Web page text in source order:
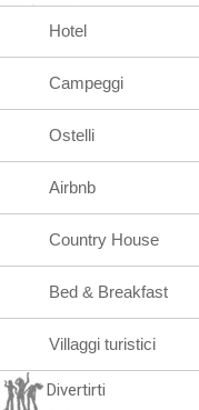
Hotel
Campeggi
Ostelli
Airbnb
Country House
Bed & Breakfast
Villaggi turistici
Divertirti